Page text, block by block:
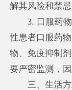
解其风险和禁忌
3. 口服药物
性患者口服药
物、免疫抑制
要严密监测，
三、生活方